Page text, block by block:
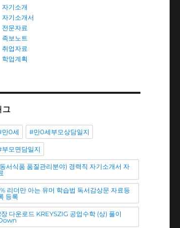
자기소개
자기소개서
전문자료
족보노트
취업자료
학업계획
그
만0세 #만0세부모상담일지
모면담일지
서식품 품질관리분야) 경력직 자기소개서 자
리더만 아는 유머 학습법 독서감상문 자료등
등록
다운로드 KREYSZIG 공업수학 (상) 풀이